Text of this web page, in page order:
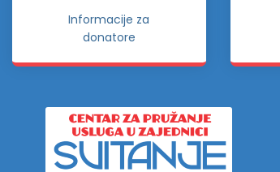
Informacije za
donatore